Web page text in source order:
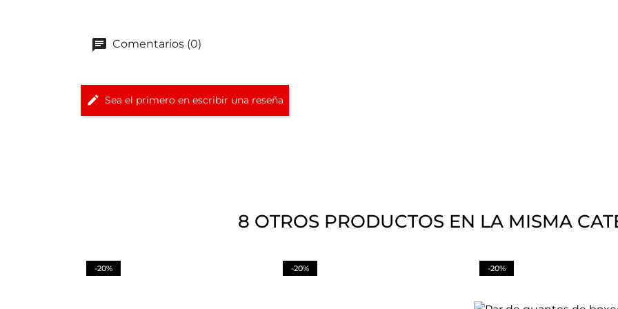
Comentarios (0)
Sea el primero en escribir una reseña
8 OTROS PRODUCTOS EN LA MISMA
-20% -20% -20%